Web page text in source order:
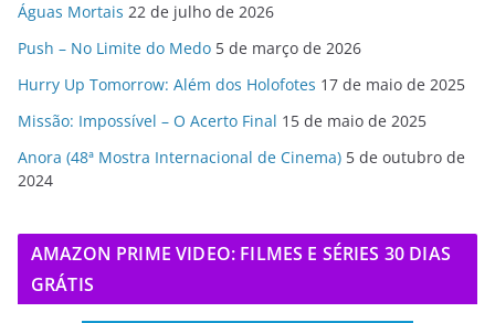
Águas Mortais 22 de julho de 2026
Push – No Limite do Medo 5 de março de 2026
Hurry Up Tomorrow: Além dos Holofotes 17 de maio de 2025
Missão: Impossível – O Acerto Final 15 de maio de 2025
Anora (48ª Mostra Internacional de Cinema) 5 de outubro de
2024
AMAZON PRIME VIDEO: FILMES E SÉRIES 30 DIAS
GRÁTIS